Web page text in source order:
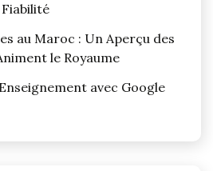
au Maroc : Un Aperçu des
le Royaume
avec Google